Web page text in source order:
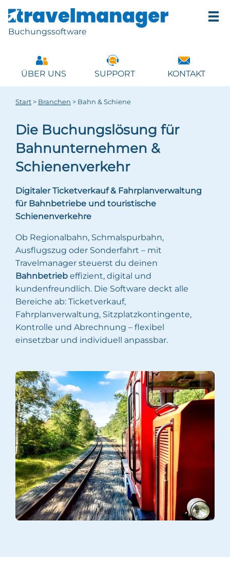
Buchungssoftware
ÜBER UNS SUPPORT KONTAKT
Start > Branchen > Bahn & Schiene
Die Buchungslösung für
Bahnunternehmen &
Schienenverkehr
Digitaler Ticketverkauf & Fahrplanverwaltung
für Bahnbetriebe und touristische
Schienenverkehre
Ob Regionalbahn, Schmalspurbahn,
Ausflugszug oder Sonderfahrt – mit
Travelmanager steuerst du deinen
Bahnbetrieb effizient, digital und
kundenfreundlich. Die Software deckt alle
Bereiche ab: Ticketverkauf,
Fahrplanverwaltung, Sitzplatzkontingente,
Kontrolle und Abrechnung – flexibel
einsetzbar und individuell anpassbar.